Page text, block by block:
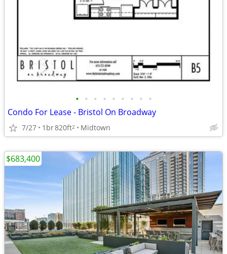
• • • • • • • • •
Condo For Lease - Bristol On Broadway
7/27 1br820ft2 Midtown
$683,400